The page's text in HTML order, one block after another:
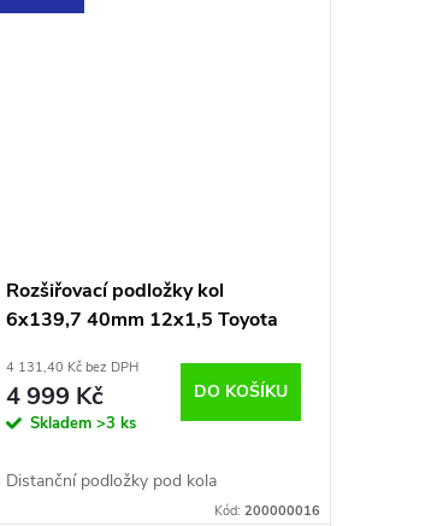
Rozšiřovací podložky kol
6x139,7 40mm 12x1,5 Toyota
4 131,40 Kč bez DPH
4 999 Kč
Skladem >3 ks
DO KOŠÍKU
Distanční podložky pod kola
Kód: 200000016